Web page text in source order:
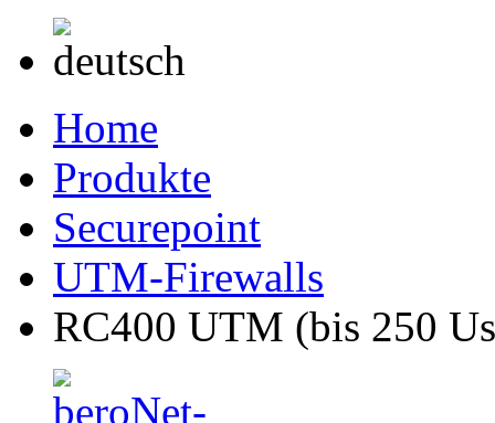
Home
Produkte
Securepoint
UTM-Firewalls
RC400 UTM (bis 250